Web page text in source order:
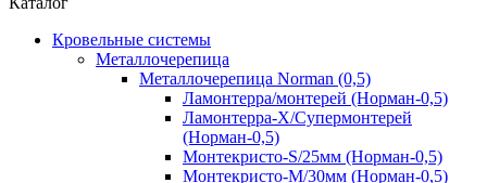
Кровельные системы
Металлочерепица
Металлочерепица Norman (0,5)
Ламонтерра/монтерей (Норман-0,5)
Ламонтерра-Х/Супермонтерей
(Норман-0,5)
Монтекристо-S/25мм (Норман-0,5)
Монтекристо-M/30мм (Норман-0,5)